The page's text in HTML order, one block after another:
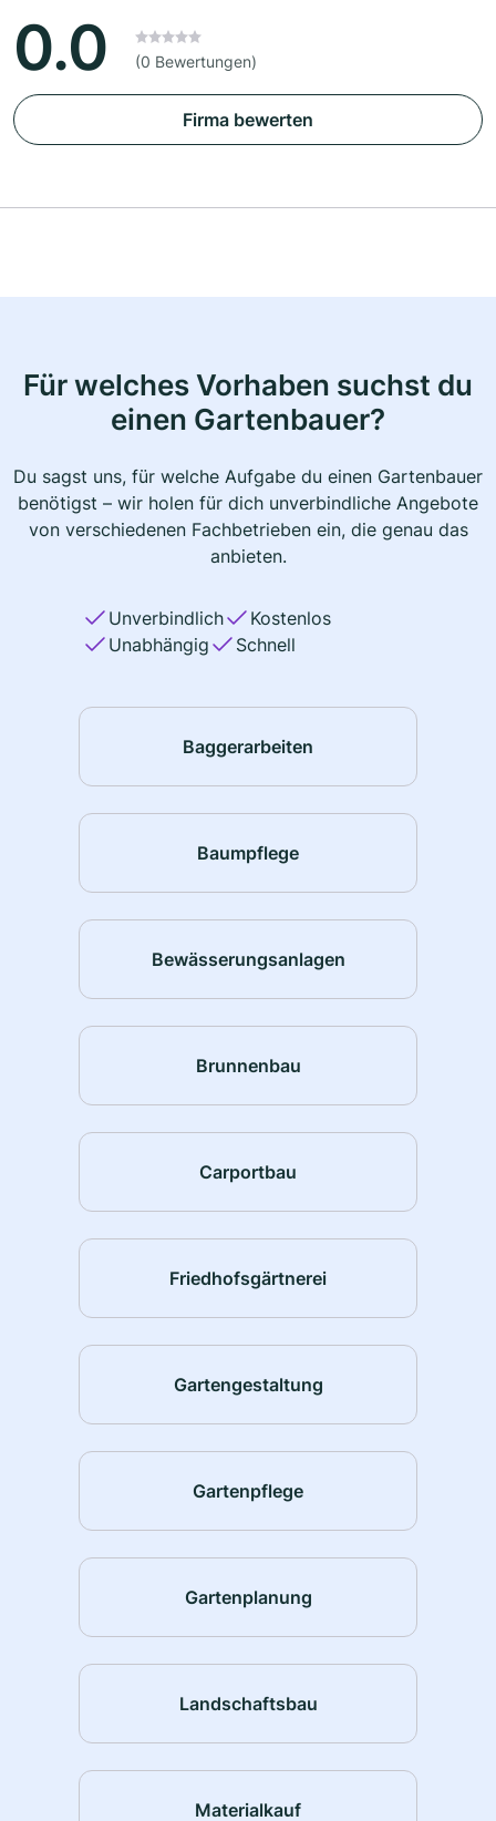
0.0 (0 Bewertungen)
Firma bewerten
Für welches Vorhaben suchst du
einen Gartenbauer?
Du sagst uns, für welche Aufgabe du einen Gartenbauer
benötigst – wir holen für dich unverbindliche Angebote
von verschiedenen Fachbetrieben ein, die genau das
anbieten.
Unverbindlich
Kostenlos
Unabhängig
Schnell
Baggerarbeiten
Baumpflege
Bewässerungsanlagen
Brunnenbau
Carportbau
Friedhofsgärtnerei
Gartengestaltung
Gartenpflege
Gartenplanung
Landschaftsbau
Materialkauf